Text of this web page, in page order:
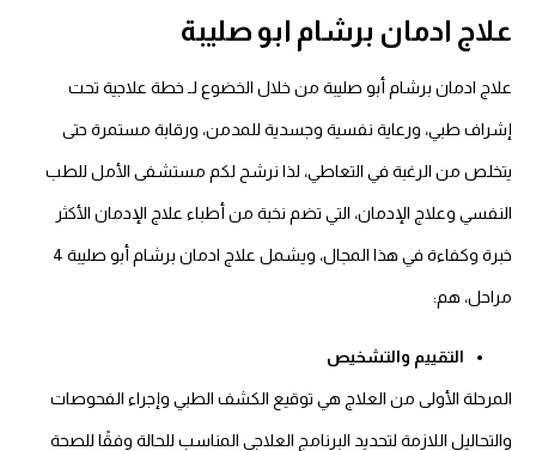
علاج ادمان برشام ابو صليبة
علاج ادمان برشام أبو صليبة من خلال الخضوع لـ خطة علاجية تحت
إشراف طبي، ورعاية نفسية وجسدية للمدمن، ورقابة مستمرة حتى
يتخلص من الرغبة في التعاطي، لذا نرشح لكم مستشفى الأمل للطب
النفسي وعلاج الإدمان، التي تضم نخبة من أطباء علاج الإدمان الأكثر
خبرة وكفاءة في هذا المجال، ويشمل علاج ادمان برشام أبو صليبة 4
مراحل، هم:
التقييم والتشخيص
المرحلة الأولى من العلاج هي توقيع الكشف الطبي وإجراء الفحوصات
والتحاليل اللازمة لتحديد البرنامج العلاجي المناسب للحالة وفقًا للصحة